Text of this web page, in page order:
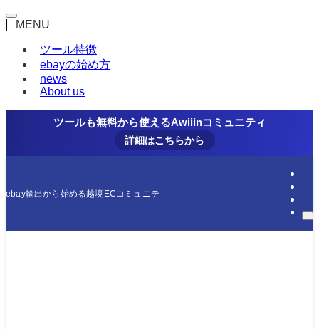
MENU
ツール特徴
ebayの始め方
news
About us
ツールも無料から使えるAwiiinコミュニティ
詳細はこちらから
ebay輸出から始める越境ECコミュニティ